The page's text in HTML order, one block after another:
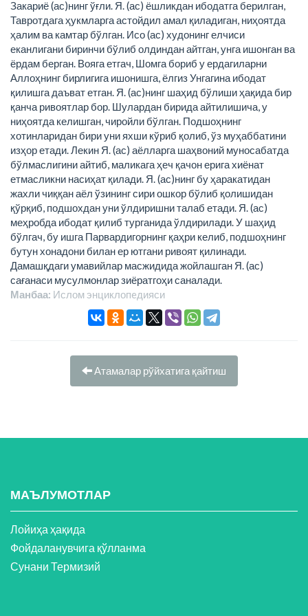
Закариё (ас)нинг ўғли. Я. (ас) ёшликдан ибодатга берилган,
Тавротдага ҳукмларга астойдил амал қиладиган, ниҳоятда
ҳалим ва камтар бўлган. Исо (ас) худонинг елчиси
еканлигани биринчи бўлиб олдиндан айтган, унга ишонган ва
ёрдам берган. Вояга етгач, Шомга бориб у ердагиларни
Аллоҳнинг бирлигига ишонишга, ёлгиз Унгагина ибодат
қилишга даъват етган. Я. (ас)нинг шаҳид бўлиши ҳақида бир
қанча ривоятлар бор. Шулардан бирида айтилишича, у
ниҳоятда келишган, чиройли бўлган. Подшоҳнинг
хотинларидан бири уни яхши кўриб қолиб, ўз муҳаббатини
изҳор етади. Лекин Я. (ас) аёлларга шаҳвоний муносабатда
бўлмаслигини айтиб, маликага ҳеч қачон ерига хиёнат
етмасликни насиҳат қилади. Я. (ас)нинг бу ҳаракатидан
жахли чиққан аёл ўзининг сири ошкор бўлиб қолишидан
қўрқиб, подшохдан уни ўлдиришни талаб етади. Я. (ас)
меҳробда ибодат қилиб турганида ўлдирилади. У шаҳид
бўлгач, бу ишга Парвардигорнинг қаҳри келиб, подшоҳнинг
бутун хонадони билан ер ютгани ривоят қилинади.
Дамашқдаги умавийлар масжидида жойлашган Я. (ас)
сағанаси мусулмонлар зиёратгоҳи саналади.
Манбаа: Ислом энциклопeдияси
Атамалар рўйхатига қайтиш
МАЪЛУМОТЛАР
Лойиҳа ҳақида
Фойдаланувчига қўлланма
Сунани Термизий